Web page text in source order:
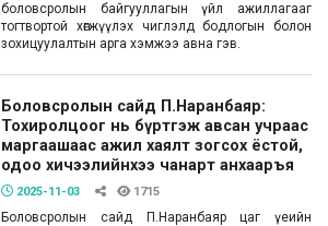
боловсролын байгууллагын үйл ажиллагааг
тогтвортой хөгжүүлэх чиглэлд бодлогын болон
зохицуулалтын арга хэмжээ авна гэв.
Боловсролын сайд П.Наранбаяр:
Тохиролцоог нь бүртгэж авсан учраас
маргаашаас ажил хаялт зогсох ёстой,
одоо хичээлийнхээ чанарт анхааръя
2025-11-03 1715
Боловсролын сайд П.Наранбаяр цаг үеийн